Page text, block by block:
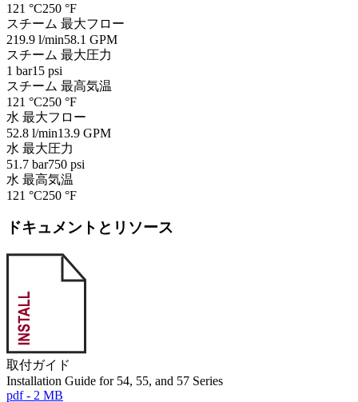
121 °C250 °F
スチーム 最大フロー
219.9 l/min58.1 GPM
スチーム 最大圧力
1 bar15 psi
スチーム 最高気温
121 °C250 °F
水 最大フロー
52.8 l/min13.9 GPM
水 最大圧力
51.7 bar750 psi
水 最高気温
121 °C250 °F
ドキュメントとリソース
取付ガイド
Installation Guide for 54, 55, and 57 Series
pdf - 2 MB